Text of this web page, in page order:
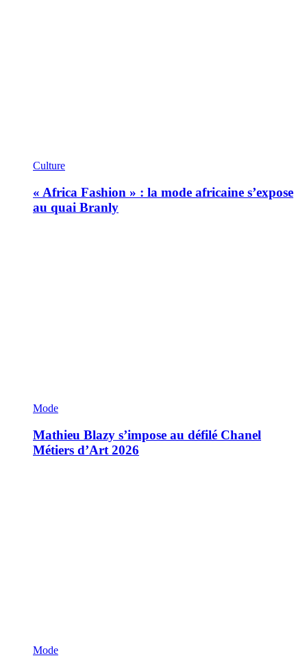
Culture
« Africa Fashion » : la mode africaine s’expose
au quai Branly
Mode
Mathieu Blazy s’impose au défilé Chanel
Métiers d’Art 2026
Mode